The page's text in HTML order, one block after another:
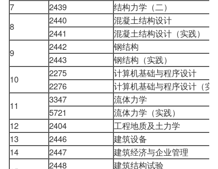
7
2439
结构力学（二）
8
2440
混凝土结构设计
2441
混凝土结构设计（实践）
9
2442
钢结构
2443
钢结构（实践）
10
2275
计算机基础与程序设计
2276
计算机基础与程序设计（
11
3347
流体力学
5721
流体力学（实践）
12
2404
工程地质及土力学
13
2446
建筑设备
14
2447
建筑经济与企业管理
2448
建筑结构试验